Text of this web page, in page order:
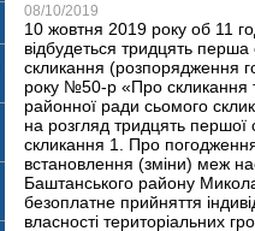
08/10/2019
10 жовтня 2019 року об 11
відбудеться тридцять
скликання (розпорядження
року №50-р «Про скликання
районної ради сьомого
на розгляд тридцять першої
скликання 1. Про
встановлення (зміни) меж
Баштанського району
безоплатне прийняття
власності територіальних